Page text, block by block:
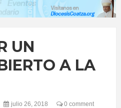
UN
A LA
julio 26, 2018 0 comment